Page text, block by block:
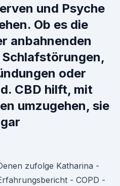
und Psyche
Ob es die
anbahnenden
oder
CBD hilft, mit
umzugehen, sie
zufolge Katharina -
- COPD -